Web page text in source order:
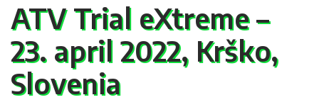
ATV Trial eXtreme –
23. april 2022, Krško,
Slovenia